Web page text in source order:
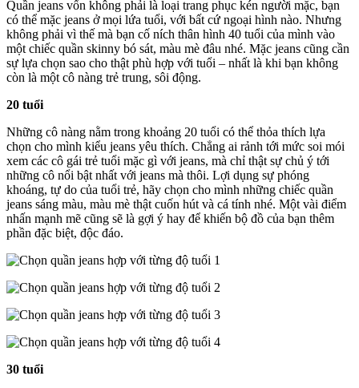
Quần jeans vốn không phải là loại trang phục kén người mặc, bạn
có thể mặc jeans ở mọi lứa tuổi, với bất cứ ngoại hình nào. Nhưng
không phải vì thế mà bạn cố ních thân hình 40 tuổi của mình vào
một chiếc quần skinny bó sát, màu mè đâu nhé. Mặc jeans cũng cần
sự lựa chọn sao cho thật phù hợp với tuổi – nhất là khi bạn không
còn là một cô nàng trẻ trung, sôi động.
20 tuổi
Những cô nàng nằm trong khoảng 20 tuổi có thể thỏa thích lựa
chọn cho mình kiểu jeans yêu thích. Chẳng ai rảnh tới mức soi mói
xem các cô gái trẻ tuổi mặc gì với jeans, mà chỉ thật sự chủ ý tới
những cô nổi bật nhất với jeans mà thôi. Lợi dụng sự phóng
khoáng, tự do của tuổi trẻ, hãy chọn cho mình những chiếc quần
jeans sáng màu, màu mè thật cuốn hút và cá tính nhé. Một vài điểm
nhấn mạnh mẽ cũng sẽ là gợi ý hay để khiến bộ đồ của bạn thêm
phần đặc biệt, độc đáo.
30 tuổi